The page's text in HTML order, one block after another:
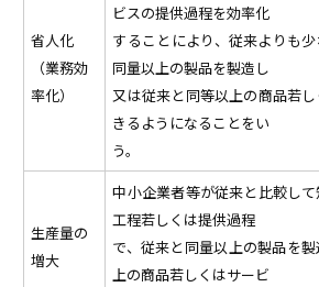
省人化
（業務効
率化）
ビスの提供過程を効率化
することにより、従来よりも
同量以上の製品を製造し
又は従来と同等以上の商品若
きるようになることをい
う。
生産量の
増大
中小企業者等が従来と比較し
工程若しくは提供過程
で、従来と同量以上の製品を
上の商品若しくはサービ